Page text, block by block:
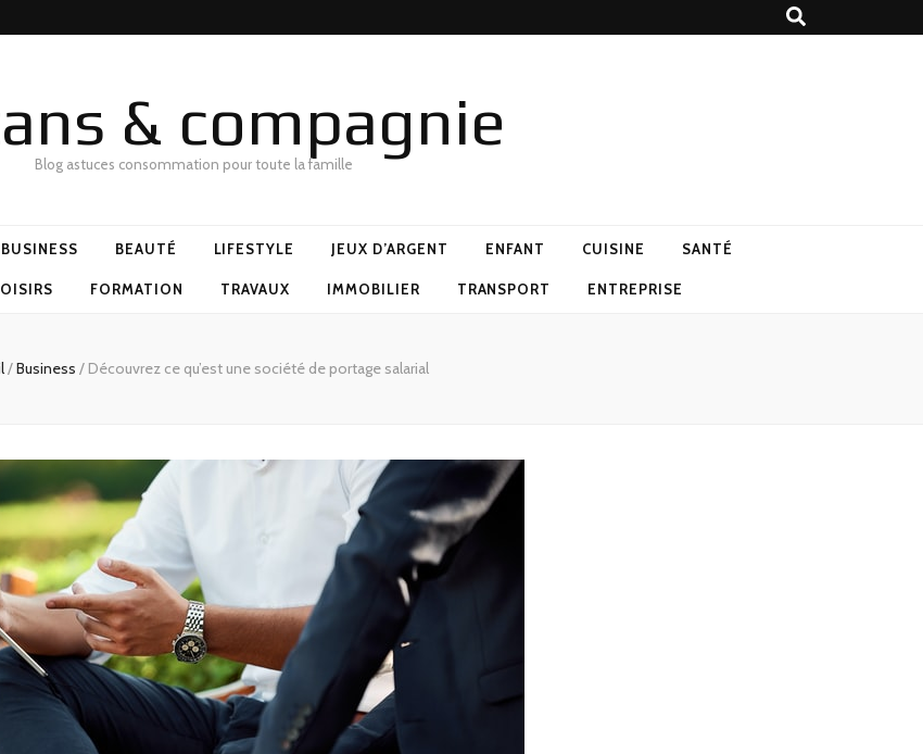
& compagnie
Blog astuces consommation pour toute la famille
BUSINESS BEAUTÉ LIFESTYLE JEUX D’ARGENT ENFANT CUISINE SANTÉ
FORMATION TRAVAUX IMMOBILIER TRANSPORT ENTREPRISE
/Business / Découvrez ce qu’est une société de portage salarial